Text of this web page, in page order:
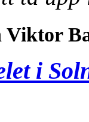
Viktor
i